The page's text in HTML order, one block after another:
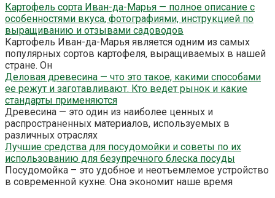
Картофель сорта Иван-да-Марья — полное описание с
особенностями вкуса, фотографиями, инструкцией по
выращиванию и отзывами садоводов
Картофель Иван-да-Марья является одним из самых
популярных сортов картофеля, выращиваемых в нашей
стране. Он
Деловая древесина — что это такое, какими способами
ее режут и заготавливают. Кто ведет рынок и какие
стандарты применяются
Древесина — это один из наиболее ценных и
распространенных материалов, используемых в
различных отраслях
Лучшие средства для посудомойки и советы по их
использованию для безупречного блеска посуды
Посудомойка – это удобное и неотъемлемое устройство
в современной кухне. Она экономит наше время